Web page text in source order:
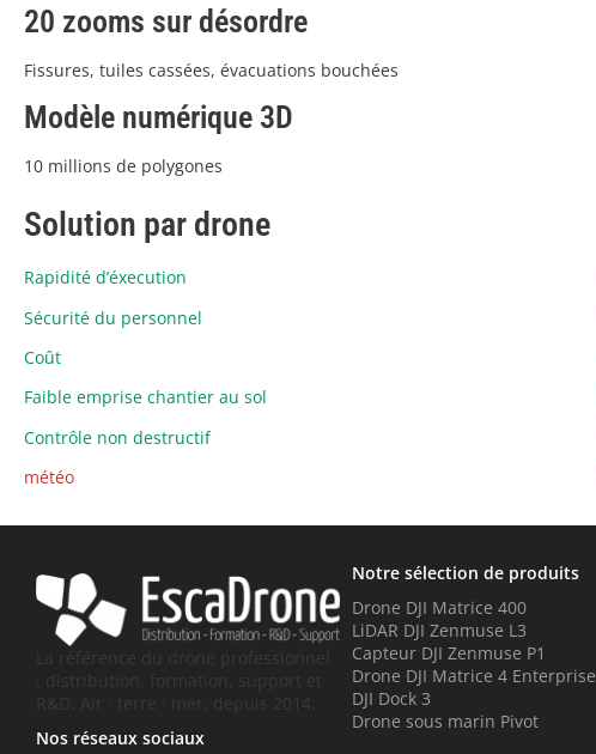
20 zooms sur désordre
Fissures, tuiles cassées, évacuations bouchées
Modèle numérique 3D
10 millions de polygones
Solution par drone
Rapidité d’éxecution
Sécurité du personnel
Coût
Faible emprise chantier au sol
Contrôle non destructif
météo
R&D. Air · terre · mer, depuis 2014.
Nos réseaux sociaux
Notre sélection de produits
Drone DJI Matrice 400
LiDAR DJI Zenmuse L3
Capteur DJI Zenmuse P1
Drone DJI Matrice 4 Enterprise
DJI Dock 3
Drone sous marin Pivot